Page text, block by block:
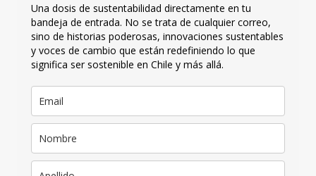
Una dosis de sustentabilidad directamente en tu
bandeja de entrada. No se trata de cualquier correo,
sino de historias poderosas, innovaciones sustentables
y voces de cambio que están redefiniendo lo que
significa ser sostenible en Chile y más allá.